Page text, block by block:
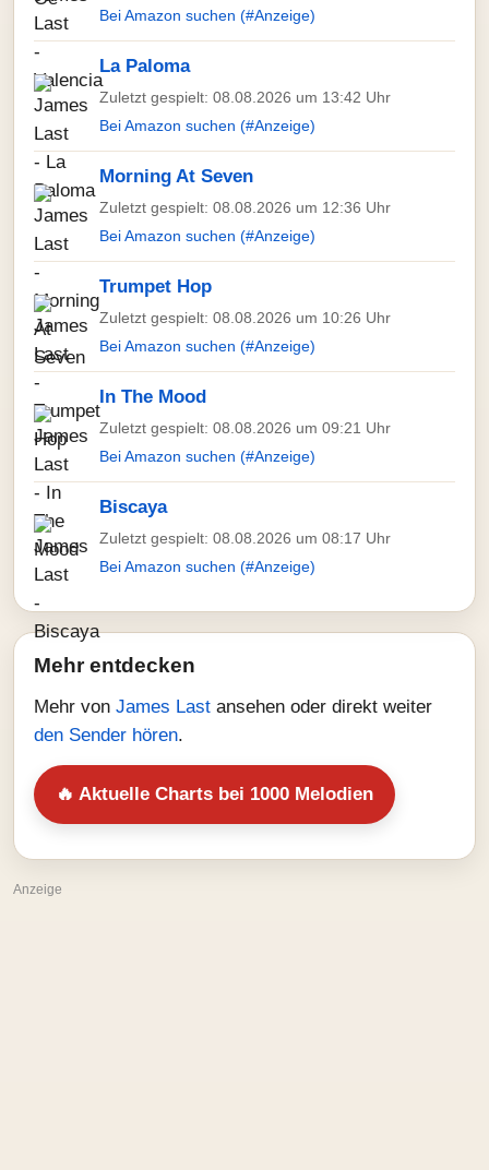
Bei Amazon suchen (#Anzeige)
La Paloma
Zuletzt gespielt: 08.08.2026 um 13:42 Uhr
Bei Amazon suchen (#Anzeige)
Morning At Seven
Zuletzt gespielt: 08.08.2026 um 12:36 Uhr
Bei Amazon suchen (#Anzeige)
Trumpet Hop
Zuletzt gespielt: 08.08.2026 um 10:26 Uhr
Bei Amazon suchen (#Anzeige)
In The Mood
Zuletzt gespielt: 08.08.2026 um 09:21 Uhr
Bei Amazon suchen (#Anzeige)
Biscaya
Zuletzt gespielt: 08.08.2026 um 08:17 Uhr
Bei Amazon suchen (#Anzeige)
Mehr entdecken
Mehr von James Last ansehen oder direkt weiter
den Sender hören.
🔥 Aktuelle Charts bei 1000 Melodien
Anzeige